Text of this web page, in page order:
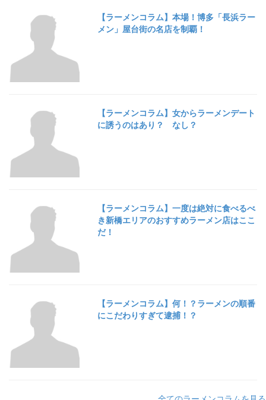
【ラーメンコラム】本場！博多「長浜ラー
メン」屋台街の名店を制覇！
【ラーメンコラム】女からラーメンデート
に誘うのはあり？ なし？
【ラーメンコラム】一度は絶対に食べるべ
き新橋エリアのおすすめラーメン店はここ
だ！
【ラーメンコラム】何！？ラーメンの順番
にこだわりすぎて逮捕！？